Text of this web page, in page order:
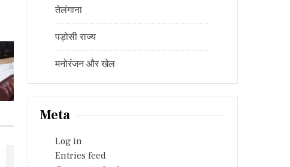
तेलंगाना
पड़ोसी राज्य
मनोरंजन और खेल
Meta
Log in
Entries feed